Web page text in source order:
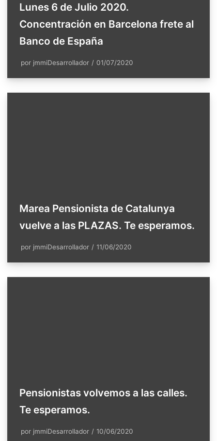
Lunes 6 de Julio 2020.
Concentración en Barcelona frete al
Banco de España
por jmmiDesarrollador 01/07/2020
Marea Pensionista de Catalunya
vuelve a las PLAZAS. Te esperamos.
por jmmiDesarrollador 11/06/2020
Pensionistas volvemos a las calles.
Te esperamos.
por jmmiDesarrollador 10/06/2020